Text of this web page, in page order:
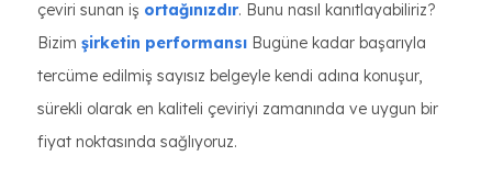
çeviri sunan iş ortağınızdır. Bunu nasıl kanıtlayabiliriz?
Bizim şirketin performansı Bugüne kadar başarıyla
tercüme edilmiş sayısız belgeyle kendi adına konuşur,
sürekli olarak en kaliteli çeviriyi zamanında ve uygun bir
fiyat noktasında sağlıyoruz.